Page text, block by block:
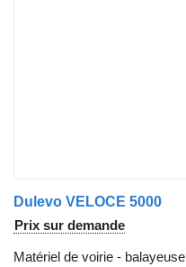
Dulevo VELOCE 5000
Prix sur demande
Matériel de voirie - balayeuse